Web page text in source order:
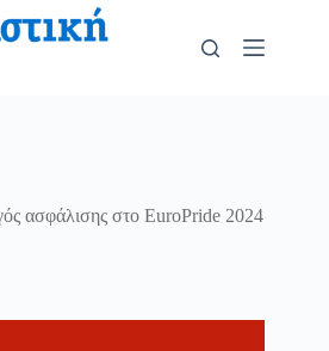
ασφάλισης στο EuroPride 2024